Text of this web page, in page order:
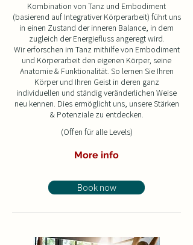
Kombination von Tanz und Embodiment
(basierend auf Integrativer Körperarbeit) führt uns
in einen Zustand der inneren Balance, in dem
zugleich der Energiefluss angeregt wird.
Wirerforschen im Tanz mithilfe von Embodiment
und Körperarbeit den eigenen Körper, seine
Anatomie & Funktionalität. So lernen Sie Ihren
Körper und Ihren Geist in deren ganz
individuellen und ständig veränderlichen Weise
neu kennen. Dies ermöglicht uns, unsere Stärken
& Potenziale zu entdecken.
(Offen für alle Levels)
More info
Book now